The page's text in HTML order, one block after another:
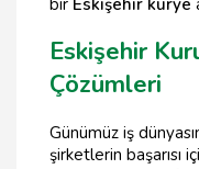
bir Eskişehir kurye
Eskişehir
Çözümleri
Günümüz iş
şirketlerin başarısı